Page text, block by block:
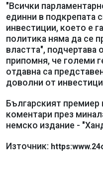
"Всички
единни в подкрепата
инвестиции, което е
политика няма да се
властта", подчертава
припомня, че големи
отдавна са
доволни от
Българският премиер
коментари през
немско издание -
Източник: